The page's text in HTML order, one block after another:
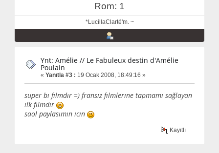
Rom: 1
*LucillaClarté'm. ~
Ynt: Amélie // Le Fabuleux destin d'Amélie
Poulain
« Yanıtla #3 : 19 Ocak 2008, 18:49:16 »
super bı fılmdır =) fransız fılmlerıne tapmamı sağlayan
ılk fılmdır
saol paylasımın ıcın
Kayıtlı